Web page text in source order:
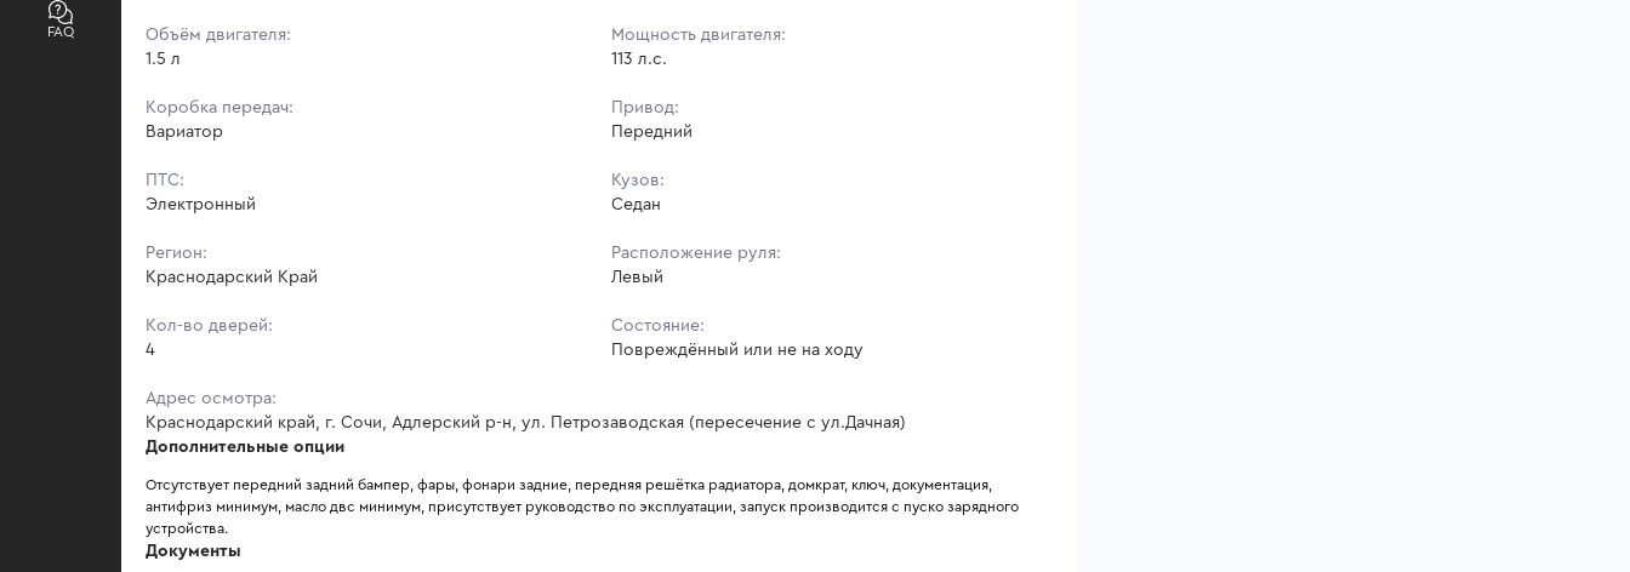
FAQ
Объём двигателя:
1.5 л
Мощность двигателя:
113 л.с.
Коробка передач:
Вариатор
Привод:
Передний
ПТС:
Электронный
Кузов:
Седан
Регион:
Краснодарский Край
Расположение руля:
Левый
Кол-во дверей:
4
Состояние:
Повреждённый или не на ходу
Адрес осмотра:
Краснодарский край, г. Сочи, Адлерский р-н, ул. Петрозаводская (пересечение с ул.Дачная)
Дополнительные опции
Отсутствует передний задний бампер, фары, фонари задние, передняя решётка радиатора, домкрат, ключ, документация,
антифриз минимум, масло двс минимум, присутствует руководство по эксплуатации, запуск производится с пуско зарядного
устройства.
Документы